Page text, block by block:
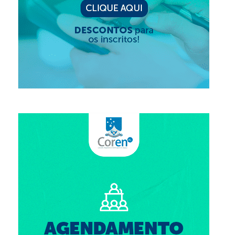
Notícias
Ouvidoria
Contatos
Fale Conosco
NEP